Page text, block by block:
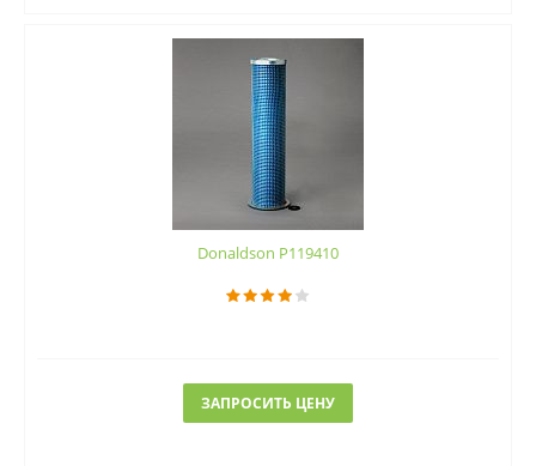
Donaldson P119410
ЗАПРОСИТЬ ЦЕНУ